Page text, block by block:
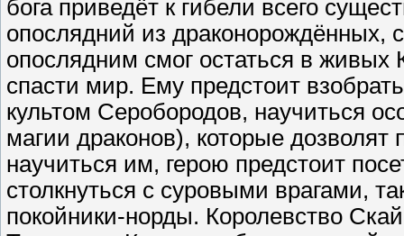
бога приведёт к гибели всего
опослядний из драконорождённых,
опослядним смог остаться в живых
спасти мир. Ему предстоит
культом Серобородов, научиться
магии драконов), которые дозволят
научиться им, герою предстоит
столкнуться с суровыми врагами,
покойники-норды. Королевство